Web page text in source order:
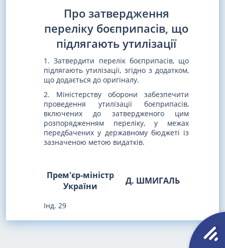
Про затвердження
переліку боєприпасів, що
підлягають утилізації
1. Затвердити перелік боєприпасів, що
підлягають утилізації, згідно з додатком,
що додається до оригіналу.
2. Міністерству оборони забезпечити
проведення утилізації боєприпасів,
включених до затвердженого цим
розпорядженням переліку, у межах
передбачених у державному бюджеті із
зазначеною метою видатків.
Прем'єр-міністр
України
Д. ШМИГАЛЬ
Інд. 29